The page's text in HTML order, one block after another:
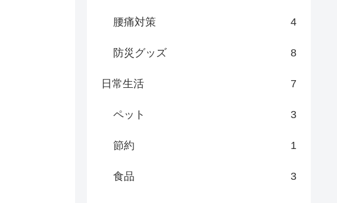
腰痛対策 4
防災グッズ 8
日常生活 7
ペット 3
節約 1
食品 3